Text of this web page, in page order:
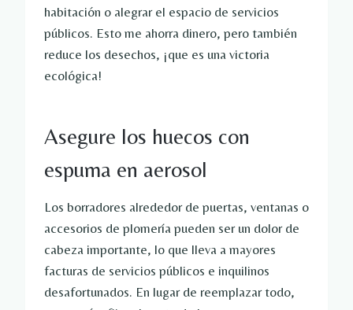
habitación o alegrar el espacio de servicios
públicos. Esto me ahorra dinero, pero también
reduce los desechos, ¡que es una victoria
ecológica!
Asegure los huecos con
espuma en aerosol
Los borradores alrededor de puertas, ventanas o
accesorios de plomería pueden ser un dolor de
cabeza importante, lo que lleva a mayores
facturas de servicios públicos e inquilinos
desafortunados. En lugar de reemplazar todo,